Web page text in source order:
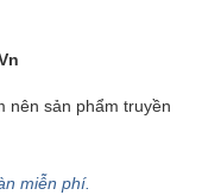
nên sản phẩm truyền
miễn phí.